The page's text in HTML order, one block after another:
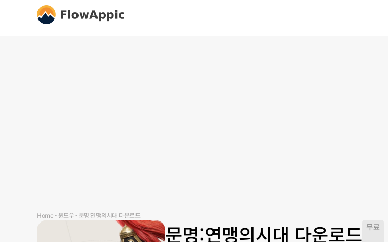
Home-윈도우-문명:연맹의시대 다운로드
문명:연맹의시대 다운로드 무료